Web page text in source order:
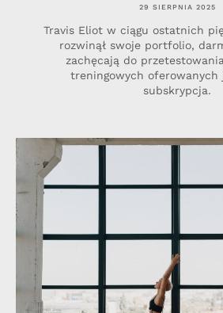
29 SIERPNIA 2025
Travis Eliot w ciągu ostatnich
rozwinął swoje portfolio,
zachęcają do
treningowych oferowanych
subskrypcja.